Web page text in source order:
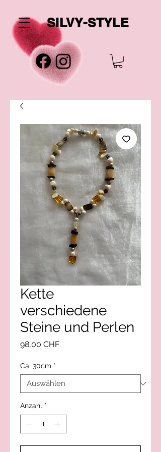
SILVY-STYLE
Kette
verschiedene
Steine und Perlen
98,00 CHFPreis
Ca. 30cm *
Anzahl *